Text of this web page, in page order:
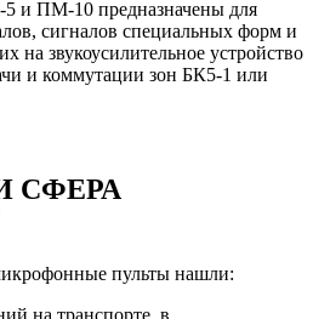
и ПМ-10 предназначены для
сигналов специальных форм и
на звукоусилительное устройство
и коммутации зон БК5-1 или
СФЕРА
пульты нашли:
на транспорте, в